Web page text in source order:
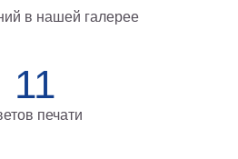
в нашей галерее
11
печати